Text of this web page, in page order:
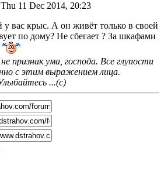
Thu 11 Dec 2014, 20:23
вас крыс. А он живёт только в своей
по дому? Не сбегает ? За шкафами
признак ума, господа. Все глупости
с этим выражением лица.
...(с)